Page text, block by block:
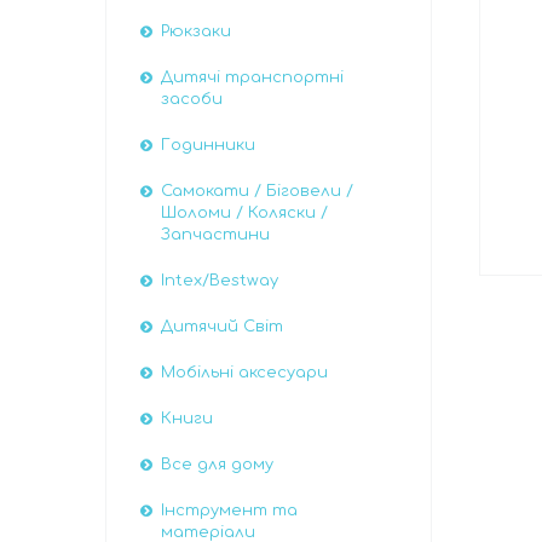
Рюкзаки
Дитячі транспортні
засоби
Годинники
Самокати / Біговели /
Шоломи / Коляски /
Запчастини
Intex/Bestway
Дитячий Світ
Мобільні аксесуари
Книги
Все для дому
Інструмент та
матеріали